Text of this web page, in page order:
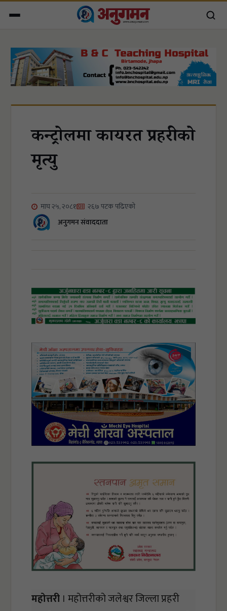
कन्ट्रोलमा कार्यरत प्रहरीको
मृत्यु
माघ २५, २०८१
२६७ पटक पढिएको
अनुगमन संवाददाता
महोत्तरी । महोत्तरीको जलेश्वर जिल्ला प्रहरी